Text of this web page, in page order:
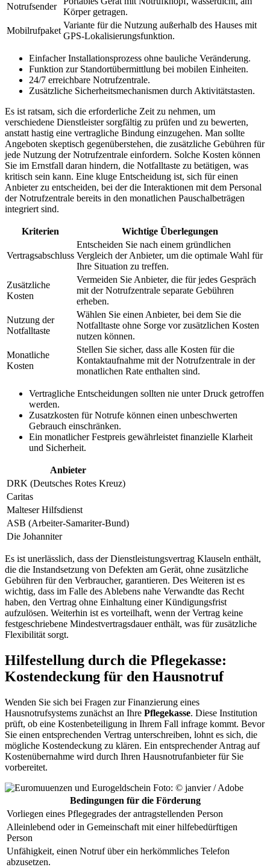
Notrufsender
Körper getragen.
Mobilrufpaket
Variante für die Nutzung außerhalb des Hauses mit
GPS-Lokalisierungsfunktion.
Einfacher Installationsprozess ohne bauliche Veränderung.
Funktion zur Standortübermittlung bei mobilen Einheiten.
24/7 erreichbare Notrufzentrale.
Zusätzliche Sicherheitsmechanismen durch Aktivitätstasten.
Es ist ratsam, sich die erforderliche Zeit zu nehmen, um
verschiedene Dienstleister sorgfältig zu prüfen und zu bewerten,
anstatt hastig eine vertragliche Bindung einzugehen. Man sollte
Angeboten skeptisch gegenüberstehen, die zusätzliche Gebühren für
jede Nutzung der Notrufzentrale einfordern. Solche Kosten können
Sie im Ernstfall daran hindern, die Notfalltaste zu betätigen, was
kritisch sein kann. Eine kluge Entscheidung ist, sich für einen
Anbieter zu entscheiden, bei der die Interaktionen mit dem Personal
der Notrufzentrale bereits in den monatlichen Pauschalbeträgen
integriert sind.
Kriterien Wichtige Überlegungen
Vertragsabschluss
Entscheiden Sie nach einem gründlichen
Vergleich der Anbieter, um die optimale Wahl für
Ihre Situation zu treffen.
Zusätzliche
Kosten
Vermeiden Sie Anbieter, die für jedes Gespräch
mit der Notrufzentrale separate Gebühren
erheben.
Nutzung der
Notfalltaste
Wählen Sie einen Anbieter, bei dem Sie die
Notfalltaste ohne Sorge vor zusätzlichen Kosten
nutzen können.
Monatliche
Kosten
Stellen Sie sicher, dass alle Kosten für die
Kontaktaufnahme mit der Notrufzentrale in der
monatlichen Rate enthalten sind.
Vertragliche Entscheidungen sollten nie unter Druck getroffen
werden.
Zusatzkosten für Notrufe können einen unbeschwerten
Gebrauch einschränken.
Ein monatlicher Festpreis gewährleistet finanzielle Klarheit
und Sicherheit.
Anbieter
DRK (Deutsches Rotes Kreuz)
Caritas
Malteser Hilfsdienst
ASB (Arbeiter-Samariter-Bund)
Die Johanniter
Es ist unerlässlich, dass der Dienstleistungsvertrag Klauseln enthält,
die die Instandsetzung von Defekten am Gerät, ohne zusätzliche
Gebühren für den Verbraucher, garantieren. Des Weiteren ist es
wichtig, dass im Falle des Ablebens nahe Verwandte das Recht
haben, den Vertrag ohne Einhaltung einer Kündigungsfrist
aufzulösen. Weiterhin ist es vorteilhaft, wenn der Vertrag keine
festgeschriebene Mindestvertragsdauer enthält, was für zusätzliche
Flexibilität sorgt.
Hilfestellung durch die Pflegekasse:
Kostendeckung für den Hausnotruf
Wenden Sie sich bei Fragen zur Finanzierung eines
Hausnotrufsystems zunächst an Ihre Pflegekasse. Diese Institution
prüft, ob eine Kostenbeteiligung in Ihrem Fall infrage kommt. Bevor
Sie einen entsprechenden Vertrag unterschreiben, lohnt es sich, die
mögliche Kostendeckung zu klären. Ein entsprechender Antrag auf
Kostenübernahme wird durch Ihren Hausnotrufanbieter für Sie
vorbereitet.
Foto: © janvier / Adobe
Bedingungen für die Förderung
Vorliegen eines Pflegegrades der antragstellenden Person
Alleinlebend oder in Gemeinschaft mit einer hilfebedürftigen
Person
Unfähigkeit, einen Notruf über ein herkömmliches Telefon
abzusetzen.